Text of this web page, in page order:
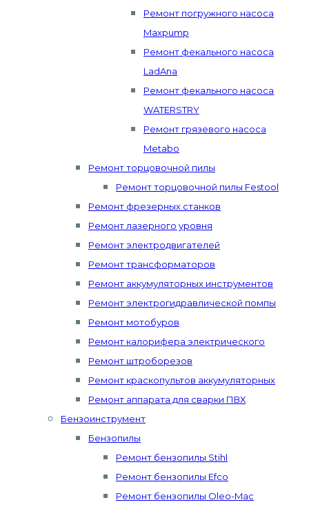
Ремонт погружного насоса
Maxpump
Ремонт фекального насоса
LadAna
Ремонт фекального насоса
WATERSTRY
Ремонт грязевого насоса
Metabo
Ремонт торцовочной пилы
Ремонт торцовочной пилы Festool
Ремонт фрезерных станков
Ремонт лазерного уровня
Ремонт электродвигателей
Ремонт трансформаторов
Ремонт аккумуляторных инструментов
Ремонт электрогидравлической помпы
Ремонт мотобуров
Ремонт калорифера электрического
Ремонт штроборезов
Ремонт краскопультов аккумуляторных
Ремонт аппарата для сварки ПВХ
Бензоинструмент
Бензопилы
Ремонт бензопилы Stihl
Ремонт бензопилы Efco
Ремонт бензопилы Oleo-Mac